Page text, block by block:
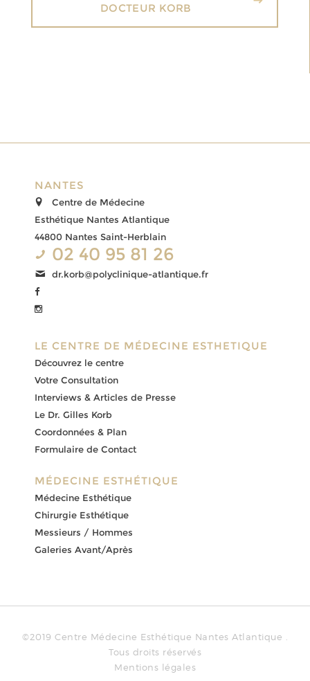
DOCTEUR KORB
NANTES
Centre de Médecine
Esthétique Nantes Atlantique
44800 Nantes Saint-Herblain
02 40 95 81 26
dr.korb@polyclinique-atlantique.fr
LE CENTRE DE MÉDECINE ESTHETIQUE
Découvrez le centre
Votre Consultation
Interviews & Articles de Presse
Le Dr. Gilles Korb
Coordonnées & Plan
Formulaire de Contact
MÉDECINE ESTHÉTIQUE
Médecine Esthétique
Chirurgie Esthétique
Messieurs / Hommes
Galeries Avant/Après
©2019 Centre Médecine Esthétique Nantes Atlantique .
Tous droits réservés
Mentions légales